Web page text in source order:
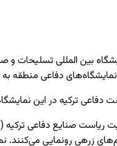
دفاعی منطقه
فرصت مناسبی برای آشنایی مقامات و کارشناسان دفاعی از سراسر جهان